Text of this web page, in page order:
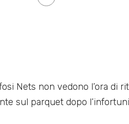
Nets non vedono l’ora di
sul parquet dopo